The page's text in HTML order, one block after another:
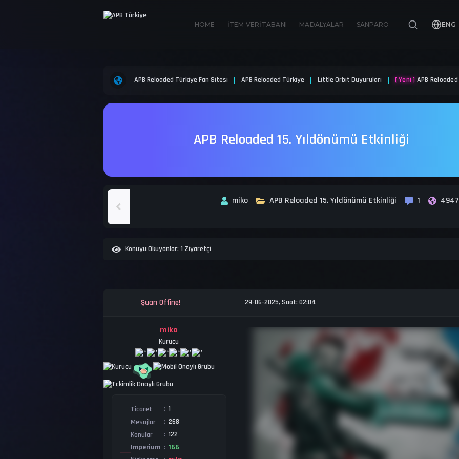
HOME İTEM VERITABANI MADALYALAR SANPARO ENG
APB Reloaded Türkiye Fan Sitesi APB Reloaded Türkiye Little Orbit Duyuruları [ Yeni ] APB
APB Reloaded 15. Yıldönümü Etkinliği
miko APB Reloaded 15. Yıldönümü Etkinliği 1 4947
Konuyu Okuyanlar: 1 Ziyaretçi
Şuan Offine! 29-06-2025, Saat: 02:04
miko
Kurucu
Ticaret
1
Mesajlar
268
Konular
122
Imperium
166